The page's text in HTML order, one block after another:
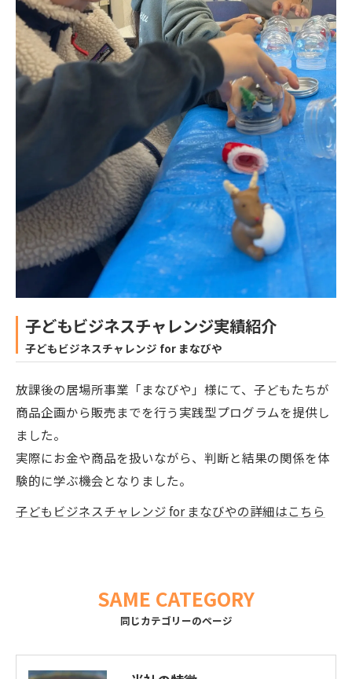
子どもビジネスチャレンジ実績紹介
子どもビジネスチャレンジ for まなびや
放課後の居場所事業「まなびや」様にて、子どもたちが
商品企画から販売までを行う実践型プログラムを提供し
ました。
実際にお金や商品を扱いながら、判断と結果の関係を体
験的に学ぶ機会となりました。
子どもビジネスチャレンジ for まなびやの詳細はこちら
同じカテゴリーのページ
SAME CATEGORY